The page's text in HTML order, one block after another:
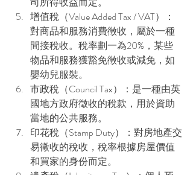
增值稅（Value Added Tax / VAT）：
對商品和服務消費徵收，屬於一種
間接稅收。稅率劃一為20%，某些
物品和服務獲豁免徵收或減免，如
嬰幼兒服裝。
市政稅（Council Tax）：是一種由英
國地方政府徵收的稅款，用於資助
當地的公共服務。
印花稅（Stamp Duty）：對房地產交
易徵收的稅收，稅率根據房屋價值
和買家的身份而定。